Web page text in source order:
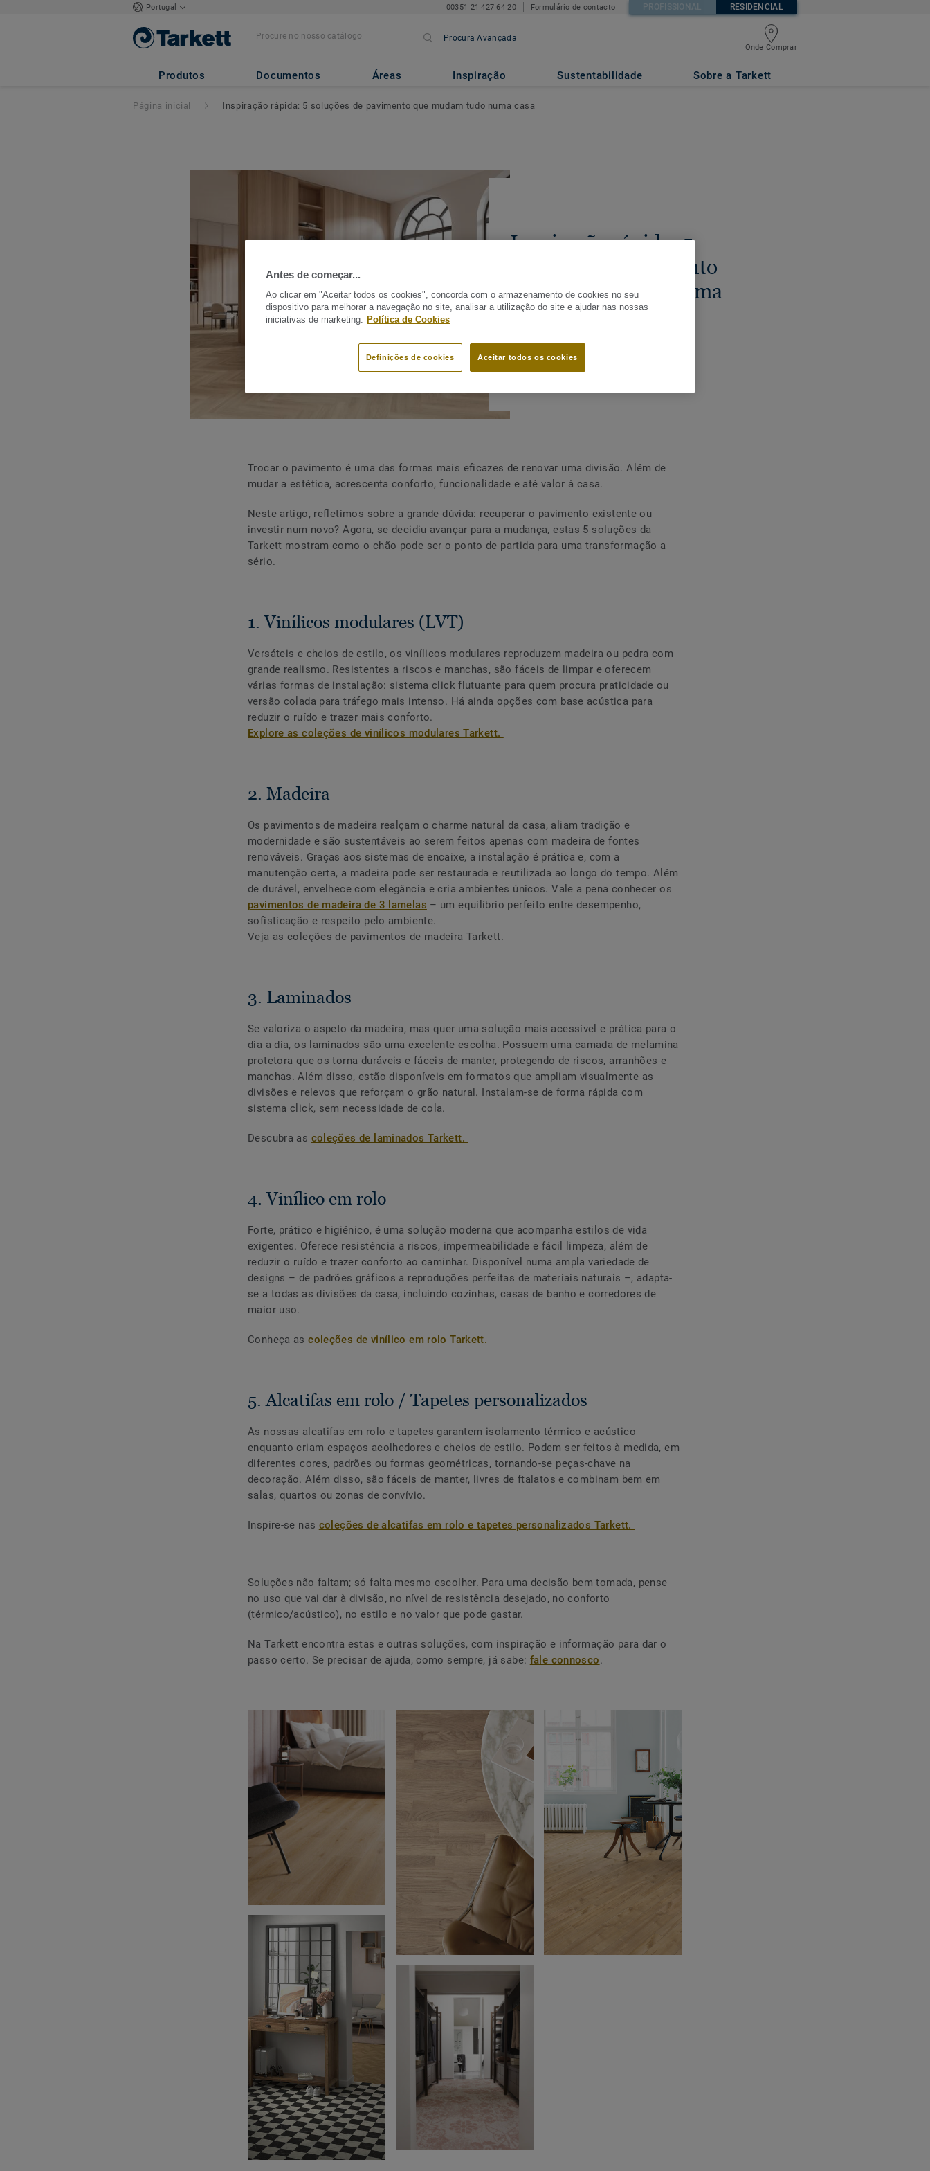
Portugal 00351 21 427 64 20 Formulário de contacto PROFISSIONAL RESIDENCIAL
Procura Avançada
Onde Comprar
Produtos Documentos Áreas Inspiração Sustentabilidade Sobre a Tarkett
Página inicial Inspiração rápida: 5 soluções de pavimento que mudam tudo numa casa
Inspiração rápida: 5
soluções de pavimento
que mudam tudo numa
casa
Trocar o pavimento é uma das formas mais eficazes de renovar uma divisão. Além de
mudar a estética, acrescenta conforto, funcionalidade e até valor à casa.
Neste artigo, refletimos sobre a grande dúvida: recuperar o pavimento existente ou
investir num novo? Agora, se decidiu avançar para a mudança, estas 5 soluções da
Tarkett mostram como o chão pode ser o ponto de partida para uma transformação a
sério.
1. Vinílicos modulares (LVT)
Versáteis e cheios de estilo, os vinílicos modulares reproduzem madeira ou pedra com
grande realismo. Resistentes a riscos e manchas, são fáceis de limpar e oferecem
várias formas de instalação: sistema click flutuante para quem procura praticidade ou
versão colada para tráfego mais intenso. Há ainda opções com base acústica para
reduzir o ruído e trazer mais conforto.
Explore as coleções de vinílicos modulares Tarkett.
2. Madeira
Os pavimentos de madeira realçam o charme natural da casa, aliam tradição e
modernidade e são sustentáveis ao serem feitos apenas com madeira de fontes
renováveis. Graças aos sistemas de encaixe, a instalação é prática e, com a
manutenção certa, a madeira pode ser restaurada e reutilizada ao longo do tempo. Além
de durável, envelhece com elegância e cria ambientes únicos. Vale a pena conhecer os
pavimentos de madeira de 3 lamelas – um equilíbrio perfeito entre desempenho,
sofisticação e respeito pelo ambiente.
Veja as coleções de pavimentos de madeira Tarkett.
3. Laminados
Se valoriza o aspeto da madeira, mas quer uma solução mais acessível e prática para o
dia a dia, os laminados são uma excelente escolha. Possuem uma camada de melamina
protetora que os torna duráveis e fáceis de manter, protegendo de riscos, arranhões e
manchas. Além disso, estão disponíveis em formatos que ampliam visualmente as
divisões e relevos que reforçam o grão natural. Instalam-se de forma rápida com
sistema click, sem necessidade de cola.
Descubra as coleções de laminados Tarkett.
4. Vinílico em rolo
Forte, prático e higiénico, é uma solução moderna que acompanha estilos de vida
exigentes. Oferece resistência a riscos, impermeabilidade e fácil limpeza, além de
reduzir o ruído e trazer conforto ao caminhar. Disponível numa ampla variedade de
designs – de padrões gráficos a reproduções perfeitas de materiais naturais –, adapta-
se a todas as divisões da casa, incluindo cozinhas, casas de banho e corredores de
maior uso.
Conheça ascoleções de vinílico em rolo Tarkett.
5. Alcatifas em rolo / Tapetes personalizados
As nossas alcatifas em rolo e tapetes garantem isolamento térmico e acústico
enquanto criam espaços acolhedores e cheios de estilo. Podem ser feitos à medida, em
diferentes cores, padrões ou formas geométricas, tornando-se peças-chave na
decoração. Além disso, são fáceis de manter, livres de ftalatos e combinam bem em
salas, quartos ou zonas de convívio.
Inspire-se nas coleções de alcatifas em rolo e tapetes personalizados Tarkett.
Soluções não faltam; só falta mesmo escolher. Para uma decisão bem tomada, pense
no uso que vai dar à divisão, no nível de resistência desejado, no conforto
(térmico/acústico), no estilo e no valor que pode gastar.
Na Tarkett encontra estas e outras soluções, com inspiração e informação para dar o
passo certo. Se precisar de ajuda, como sempre, já sabe: fale connosco.
Antes de começar...
Ao clicar em "Aceitar todos os cookies", concorda com o armazenamento de cookies no seu
dispositivo para melhorar a navegação no site, analisar a utilização do site e ajudar nas nossas
iniciativas de marketing.
Política de Cookies
Aceitar todos os cookies
Definições de cookies